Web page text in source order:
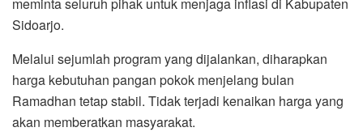
Sidoarjo.
Melalui sejumlah program yang dijalankan, diharapkan
harga kebutuhan pangan pokok menjelang bulan
Ramadhan tetap stabil. Tidak terjadi kenaikan harga yang
akan memberatkan masyarakat.